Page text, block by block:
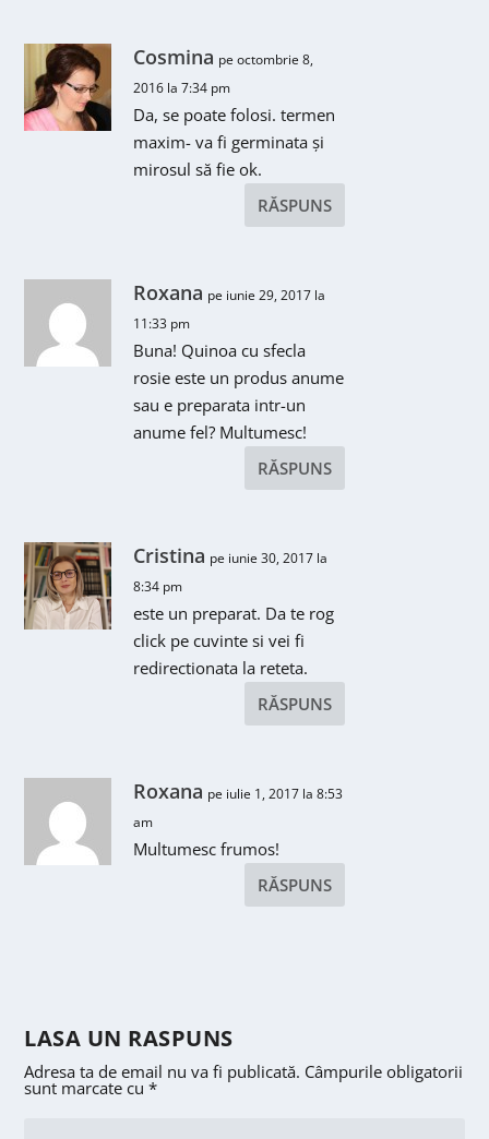
Cosmina pe octombrie 8,
2016 la 7:34 pm
Da, se poate folosi. termen
maxim- va fi germinata şi
mirosul să fie ok.
RĂSPUNS
Roxana pe iunie 29, 2017 la
11:33 pm
Buna! Quinoa cu sfecla
rosie este un produs anume
sau e preparata intr-un
anume fel? Multumesc!
RĂSPUNS
Cristina pe iunie 30, 2017 la
8:34 pm
este un preparat. Da te rog
click pe cuvinte si vei fi
redirectionata la reteta.
RĂSPUNS
Roxana pe iulie 1, 2017 la 8:53
am
Multumesc frumos!
RĂSPUNS
LASA UN RASPUNS
Adresa ta de email nu va fi publicată. Câmpurile obligatorii
sunt marcate cu*